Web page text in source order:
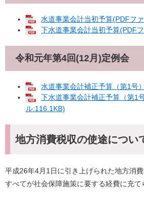
水道事業会計当初予算(PDFフ
下水道事業会計当初予算(PDF
令和元年第4回(12月)定例会
水道事業会計補正予算（第1号
下水道事業会計補正予算（第1
ル:116.1KB)
地方消費税収の使途につい
平成26年4月1日に引き上げられた地方消
すべてが社会保障施策に要する経費に充て